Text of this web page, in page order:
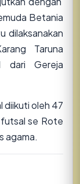
Betania
dilaksanakan
Taruna
dari Gereja
oleh 47
se Rote
agama.